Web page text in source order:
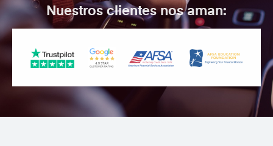
Nuestros clientes nos aman: